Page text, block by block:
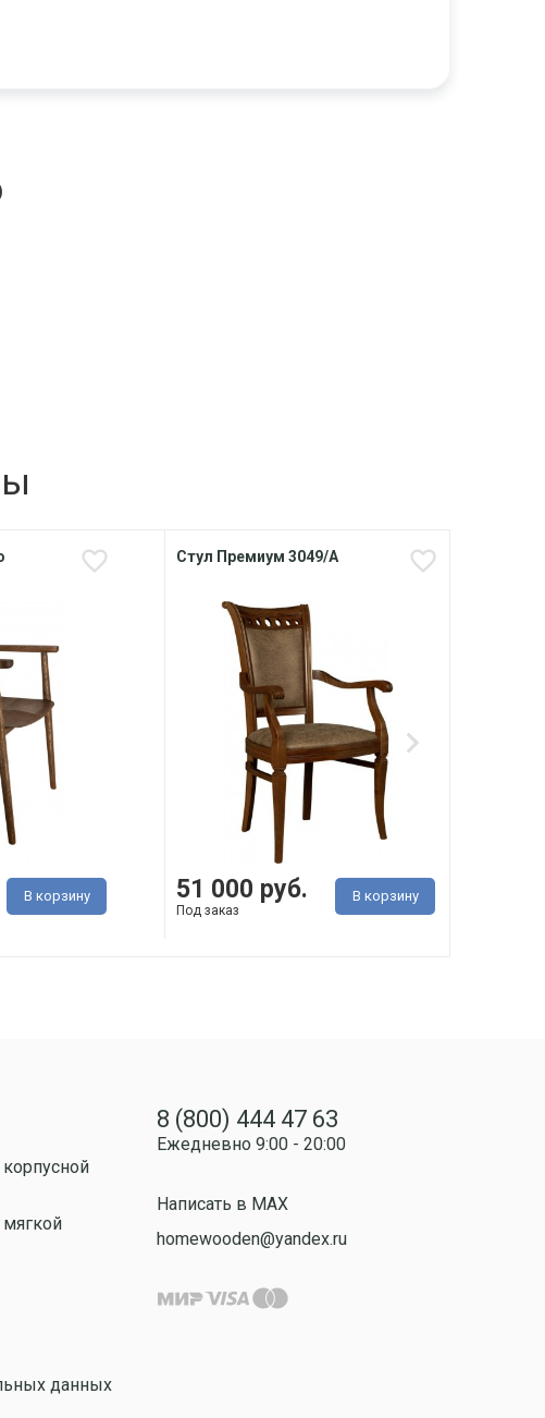
В корзину
Стул Премиум 3049/A
51 000 руб.
Под заказ
В корзину
мягкой
данных
8 (800) 444 47 63
Ежедневно 9:00 - 20:00
Написать в MAX
homewooden@yandex.ru